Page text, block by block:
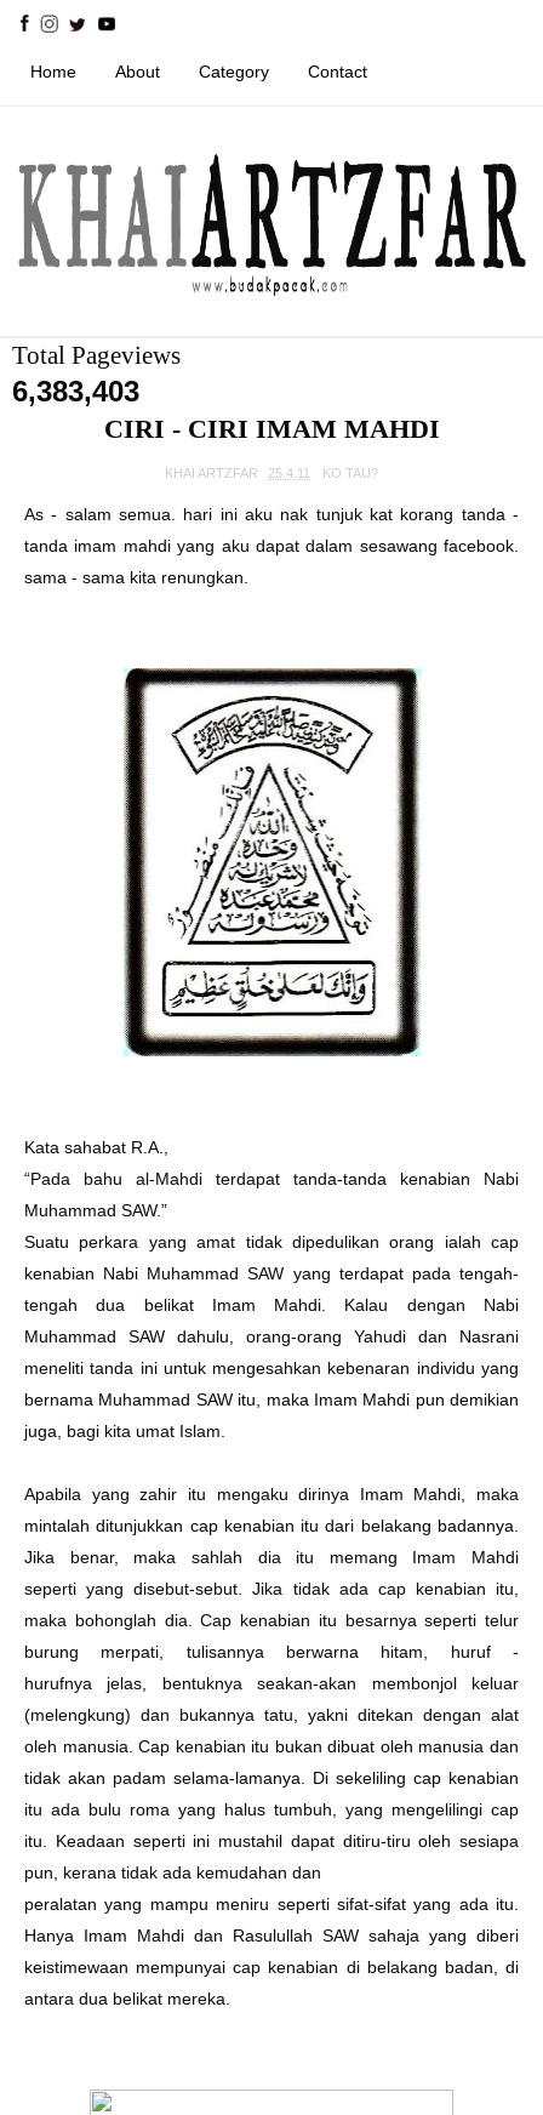
Home About Category Contact
Total Pageviews
6,383,403
CIRI - CIRI IMAM MAHDI
KHAI ARTZFAR 25.4.11 KO TAU?
As - salam semua. hari ini aku nak tunjuk kat korang tanda -
tanda imam mahdi yang aku dapat dalam sesawang facebook.
sama - sama kita renungkan.
Kata sahabat R.A.,
“Pada bahu al-Mahdi terdapat tanda-tanda kenabian Nabi
Muhammad SAW.”
Suatu perkara yang amat tidak dipedulikan orang ialah cap
kenabian Nabi Muhammad SAW yang terdapat pada tengah-
tengah dua belikat Imam Mahdi. Kalau dengan Nabi
Muhammad SAW dahulu, orang-orang Yahudi dan Nasrani
meneliti tanda ini untuk mengesahkan kebenaran individu yang
bernama Muhammad SAW itu, maka Imam Mahdi pun demikian
juga, bagi kita umat Islam.
Apabila yang zahir itu mengaku dirinya Imam Mahdi, maka
mintalah ditunjukkan cap kenabian itu dari belakang badannya.
Jika benar, maka sahlah dia itu memang Imam Mahdi
sepertiyang disebut-sebut. Jika tidak ada cap kenabian itu,
maka bohonglah dia.Cap kenabian itu besarnya seperti telur
burung merpati, tulisannya berwarna hitam, huruf -
hurufnya jelas, bentuknya seakan-akan membonjol keluar
(melengkung) dan bukannya tatu, yakni ditekan dengan alat
oleh manusia. Cap kenabian itu bukan dibuat oleh manusia dan
tidak akan padam selama-lamanya. Di sekeliling cap kenabian
itu ada bulu roma yang halus tumbuh, yang mengelilingi cap
itu. Keadaan seperti ini mustahil dapat ditiru-tiru oleh sesiapa
pun, kerana tidak ada kemudahan dan
peralatan yang mampu meniru seperti sifat-sifat yang ada itu.
Hanya Imam Mahdi dan Rasulullah SAW sahaja yang diberi
keistimewaan mempunyai cap kenabian di belakang badan, di
antara dua belikat mereka.